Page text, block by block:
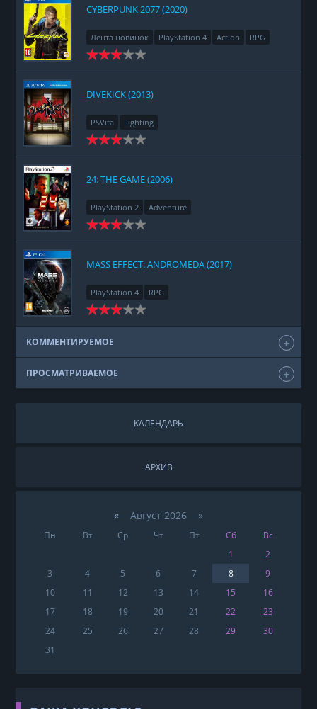
CYBERPUNK 2077 (2020)
Лента новинок PlayStation 4 Action
RPG
Racing
Adventure
DIVEKICK (2013)
PSVita Fighting
24: THE GAME (2006)
PlayStation 2 Adventure
MASS EFFECT: ANDROMEDA (2017)
PlayStation 4 RPG
КОММЕНТИРУЕМОЕ
ПРОСМАТРИВАЕМОЕ
КАЛЕНДАРЬ
АРХИВ
«Август 2026 »
Пн Вт Ср Чт Пт Сб
Вс
1
2
3
4 5 6 7 8
9
10
11 12 13 14 15
16
17
18 19 20 21 22
23
24
25 26 27 28 29
30
31